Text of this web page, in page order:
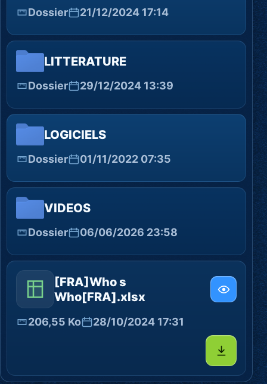
Dossier 21/12/2024 17:14
LITTERATURE
Dossier 29/12/2024 13:39
LOGICIELS
Dossier 01/11/2022 07:35
VIDEOS
Dossier 06/06/2026 23:58
[FRA]Who s
Who[FRA].xlsx
206,55 Ko 28/10/2024 17:31